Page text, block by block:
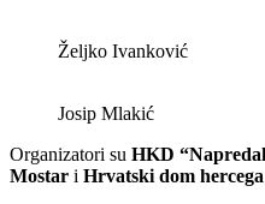
Željko Ivanković
Josip Mlakić
Organizatori su HKD
Mostar i Hrvatski dom